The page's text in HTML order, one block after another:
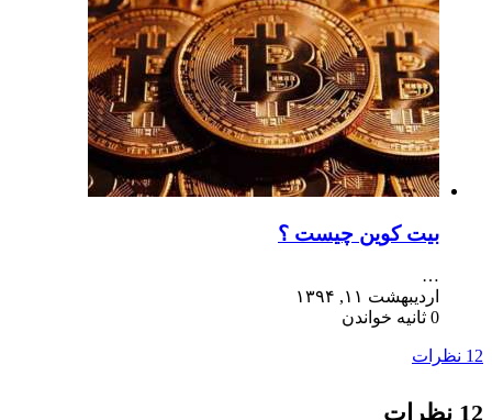
بیت کوین چیست ؟
…
اردیبهشت ۱۱, ۱۳۹۴
0 ثانیه خواندن
12 نظرات
12 نظرات